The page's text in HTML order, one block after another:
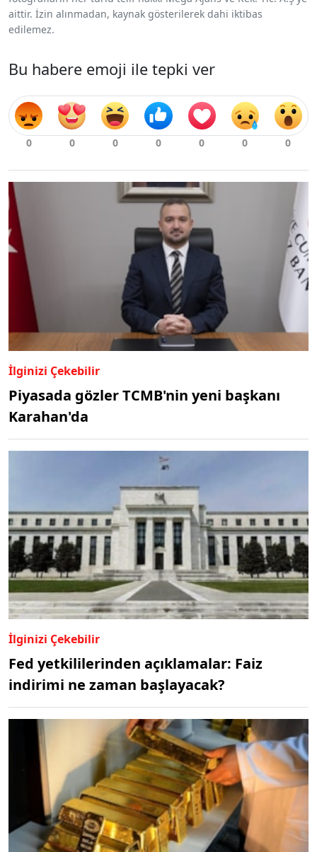
aittir. İzin alınmadan, kaynak gösterilerek dahi iktibas
edilemez.
Bu habere emoji ile tepki ver
İlginizi Çekebilir
Piyasada gözler TCMB'nin yeni başkanı
Karahan'da
İlginizi Çekebilir
Fed yetkililerinden açıklamalar: Faiz
indirimi ne zaman başlayacak?